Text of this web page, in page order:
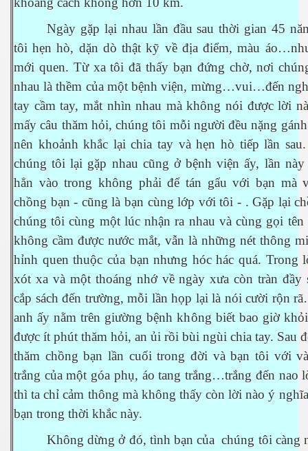
Ngày gặp lại nhau lần đầu sau thời gian 45
tôi hẹn hò, dặn dò thật kỹ về địa điểm, màu
mới quen. Từ xa tôi đã thấy bạn đứng chờ, nơi
nhau là thềm của một bệnh viện, mừng…vui…đến
tay cầm tay, mắt nhìn nhau mà không nói được lời
mấy câu thăm hỏi, chúng tôi mỗi người đều nặng
nên khoảnh khắc lại chia tay và hẹn hò tiếp lần
chúng tôi lại gặp nhau cũng ở bệnh viện ấy, lần
hẳn vào trong không phải để tán gẩu với bạn mà
chồng bạn - cũng là bạn cùng lớp với tôi - . Gặp lại
chúng tôi cùng một lúc nhận ra nhau và cùng gọi tên
không cầm được nước mắt, vẫn là những nét thông
hỉnh quen thuộc của bạn nhưng hóc hác quá. Trong
xót xa và một thoáng nhớ về ngày xưa còn tràn đầy
cắp sách đến trường, mỗi lần họp lại là nói cười rộn
anh ấy nằm trên giường bệnh không biết bao giờ
được ít phút thăm hỏi, an ủi rồi bùi ngùi chia tay. Sau
thăm chồng bạn lần cuối trong đời và bạn tôi với
trắng của một góa phụ, áo tang trắng…trắng đến nao
thì ta chỉ cảm thông mà không thấy còn lời nào ý
bạn trong thời khắc này.
Không dừng ở đó, tình bạn của chúng tôi càng
Hạng